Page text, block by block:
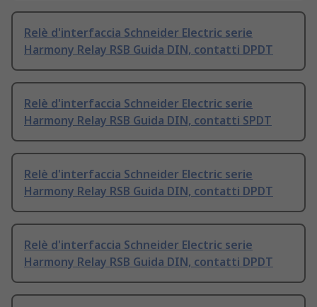
Relè d'interfaccia Schneider Electric serie
Harmony Relay RSB Guida DIN, contatti DPDT
Relè d'interfaccia Schneider Electric serie
Harmony Relay RSB Guida DIN, contatti SPDT
Relè d'interfaccia Schneider Electric serie
Harmony Relay RSB Guida DIN, contatti DPDT
Relè d'interfaccia Schneider Electric serie
Harmony Relay RSB Guida DIN, contatti DPDT